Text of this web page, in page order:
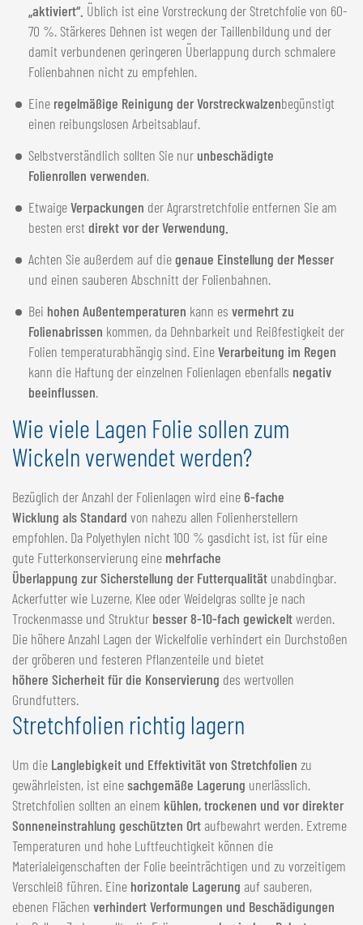
„aktiviert“. Üblich ist eine Vorstreckung der Stretchfolie von 60-
70 %. Stärkeres Dehnen ist wegen der Taillenbildung und der
damit verbundenen geringeren Überlappung durch schmalere
Folienbahnen nicht zu empfehlen.
Eine regelmäßige Reinigung der Vorstreckwalzenbegünstigt
einen reibungslosen Arbeitsablauf.
Selbstverständlich sollten Sie nur unbeschädigte
Folienrollen verwenden.
EtwaigeVerpackungen der Agrarstretchfolie entfernen Sie am
besten erst direkt vor der Verwendung.
Achten Sie außerdem auf diegenaue Einstellung der Messer
und einen sauberen Abschnitt der Folienbahnen.
Bei hohen Außentemperaturen kann es vermehrt zu
Folienabrissen kommen, da Dehnbarkeit und Reißfestigkeit der
Folien temperaturabhängig sind. EineVerarbeitung im Regen
kann die Haftung der einzelnen Folienlagen ebenfalls negativ
beeinflussen.
Wie viele Lagen Folie sollen zum
Wickeln verwendet werden?
Bezüglich der Anzahl der Folienlagen wird eine6-fache
Wicklung als Standard von nahezu allen Folienherstellern
empfohlen. Da Polyethylen nicht 100 % gasdicht ist, ist für eine
gute Futterkonservierung eine mehrfache
Überlappung zur Sicherstellung der Futterqualität unabdingbar.
Ackerfutter wie Luzerne, Klee oder Weidelgras sollte je nach
Trockenmasse und Struktur besser 8-10-fach gewickeltwerden.
Die höhere Anzahl Lagen der Wickelfolie verhindert ein Durchstoßen
der gröberen und festeren Pflanzenteile und bietet
höhere Sicherheit für die Konservierung des wertvollen
Grundfutters.
Stretchfolien richtig lagern
Um die Langlebigkeit und Effektivität von Stretchfolien zu
gewährleisten, ist einesachgemäße Lagerung unerlässlich.
Stretchfolien sollten an einem kühlen, trockenen und vor direkter
Sonneneinstrahlung geschützten Ort aufbewahrt werden. Extreme
Temperaturen und hohe Luftfeuchtigkeit können die
Materialeigenschaften der Folie beeinträchtigen und zu vorzeitigem
Verschleiß führen. Eine horizontale Lagerung auf sauberen,
ebenen Flächen verhindert Verformungen und Beschädigungen